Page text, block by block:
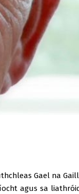
Gael na
agus sa